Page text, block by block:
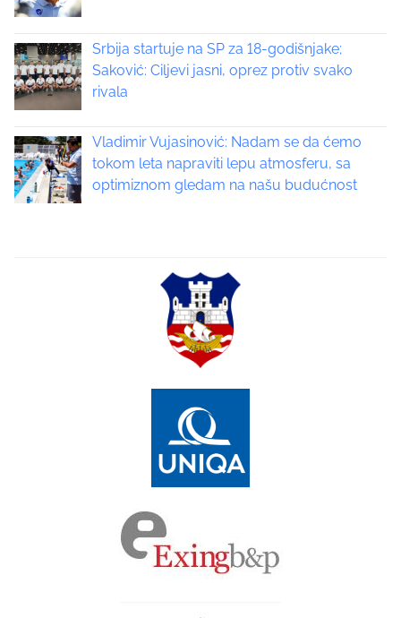
i
g
a
t
Srbija startuje na SP za 18-godišnjake;
Saković: Ciljevi jasni, oprez protiv svako
rivala
Vladimir Vujasinović: Nadam se da ćemo
tokom leta napraviti lepu atmosferu, sa
optimiznom gledam na našu budućnost